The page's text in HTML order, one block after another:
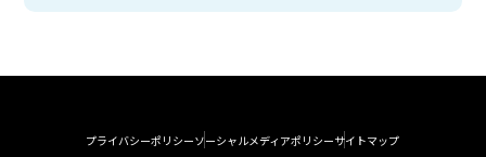
プライバシーポリシーソーシャルメディアポリシーサイトマップ